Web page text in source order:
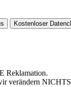
Kostenloser
Reklamation.
verändern